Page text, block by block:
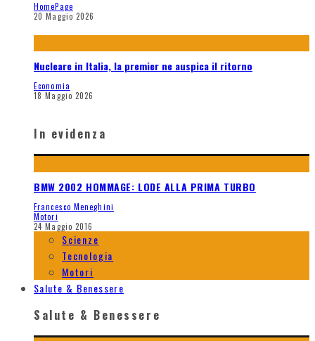
HomePage
20 Maggio 2026
Nucleare in Italia, la premier ne auspica il ritorno
Economia
18 Maggio 2026
In evidenza
BMW 2002 HOMMAGE: LODE ALLA PRIMA TURBO
Francesco Meneghini
Motori
24 Maggio 2016
Scienze
Tecnologia
Motori
Salute & Benessere
Salute & Benessere